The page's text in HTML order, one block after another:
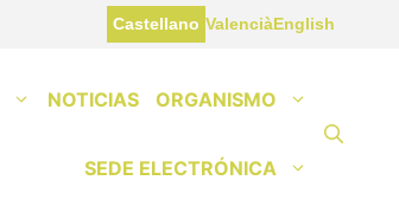
Castellano ValenciàEnglish
NOTICIAS ORGANISMO
SEDE ELECTRÓNICA